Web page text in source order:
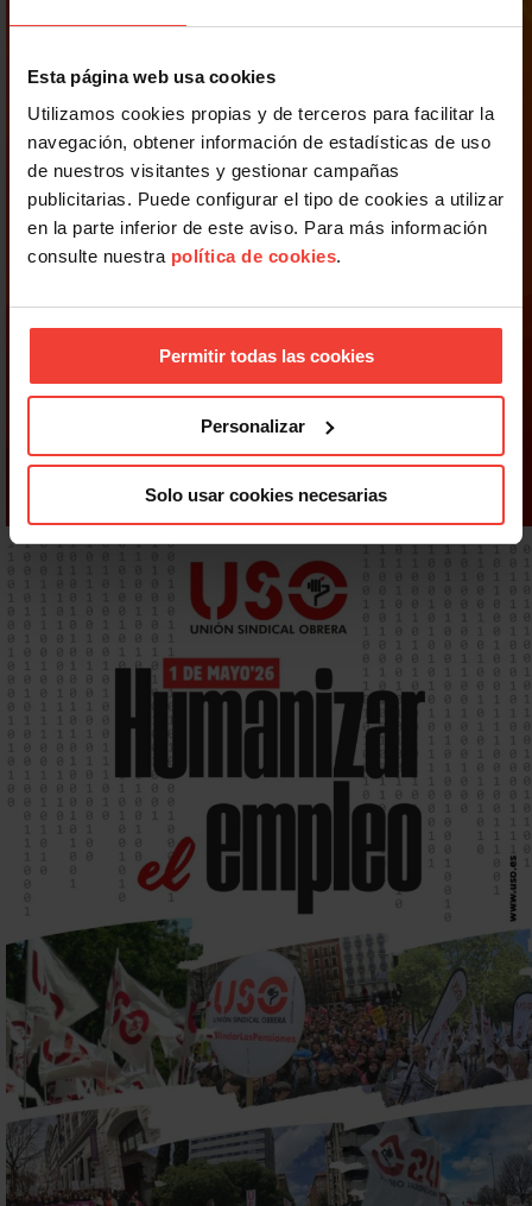
Esta página web usa cookies
Utilizamos cookies propias y de terceros para facilitar la
navegación, obtener información de estadísticas de uso
de nuestros visitantes y gestionar campañas
publicitarias. Puede configurar el tipo de cookies a utilizar
en la parte inferior de este aviso. Para más información
consulte nuestra política de cookies.
Permitir todas las cookies
Personalizar
Solo usar cookies necesarias